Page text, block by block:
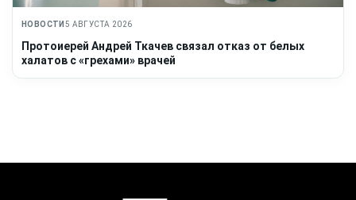
НОВОСТИ 5 АВГУСТА 2026
Протоиерей Андрей Ткачев связал отказ от белых
халатов с «грехами» врачей